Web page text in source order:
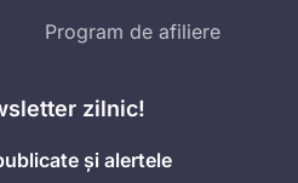
Program de afiliere
zilnic!
și alertele